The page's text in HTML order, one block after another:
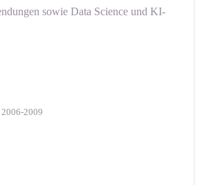
sowie Data Science und KI-
2006-2009